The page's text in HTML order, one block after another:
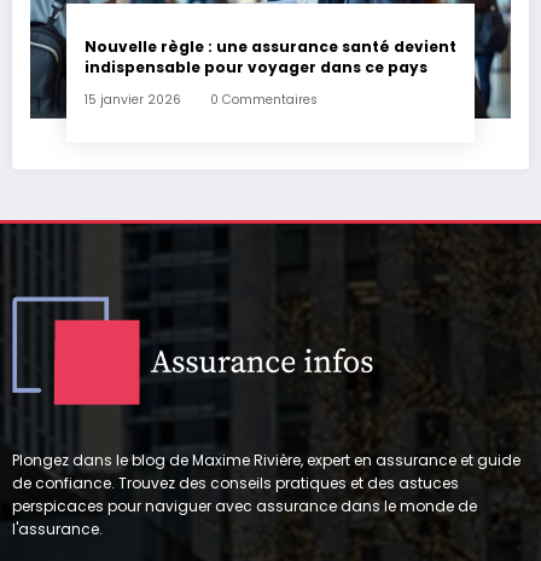
Nouvelle règle : une assurance santé devient
indispensable pour voyager dans ce pays
15 janvier 2026 0 Commentaires
Plongez dans le blog de Maxime Rivière, expert en assurance et guide
de confiance. Trouvez des conseils pratiques et des astuces
perspicaces pour naviguer avec assurance dans le monde de
l'assurance.